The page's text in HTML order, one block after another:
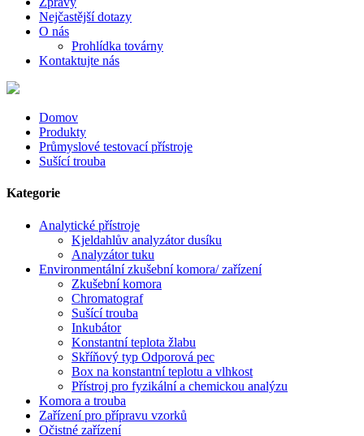
Nejčastější dotazy
O nás
Prohlídka továrny
Kontaktujte nás
Domov
Produkty
Průmyslové testovací přístroje
Sušící trouba
Kategorie
Analytické přístroje
Kjeldahlův analyzátor dusíku
Analyzátor tuku
Environmentální zkušební komora/ zařízení
Zkušební komora
Chromatograf
Sušící trouba
Inkubátor
Konstantní teplota žlabu
Skříňový typ Odporová pec
Box na konstantní teplotu a vlhkost
Přístroj pro fyzikální a chemickou analýzu
Komora a trouba
Zařízení pro přípravu vzorků
Očistné zařízení